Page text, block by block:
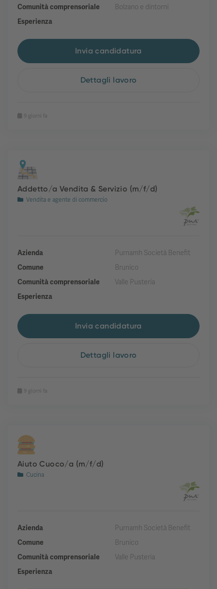
Comunità comprensoriale
Bolzano e dintorni
Esperienza
Invia candidatura
Dettagli lavoro
9 giorni fa
Addetto/a Vendita & Servizio (m/f/d)
Vendita e agente di commercio
Azienda
Purnamh Società Benefit
Comune
Brunico
Comunità comprensoriale
Valle Pusteria
Esperienza
Invia candidatura
Dettagli lavoro
9 giorni fa
Aiuto Cuoco/a (m/f/d)
Cucina
Azienda
Purnamh Società Benefit
Comune
Brunico
Comunità comprensoriale
Valle Pusteria
Esperienza